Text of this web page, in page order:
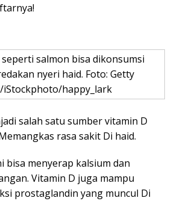
salmon bisa dikonsumsi
nyeri haid. Foto: Getty
iStockphoto/happy_lark
salah satu sumber vitamin D
rasa sakit Di haid.
bisa menyerap kalsium dan
Vitamin D juga mampu
prostaglandin yang muncul Di